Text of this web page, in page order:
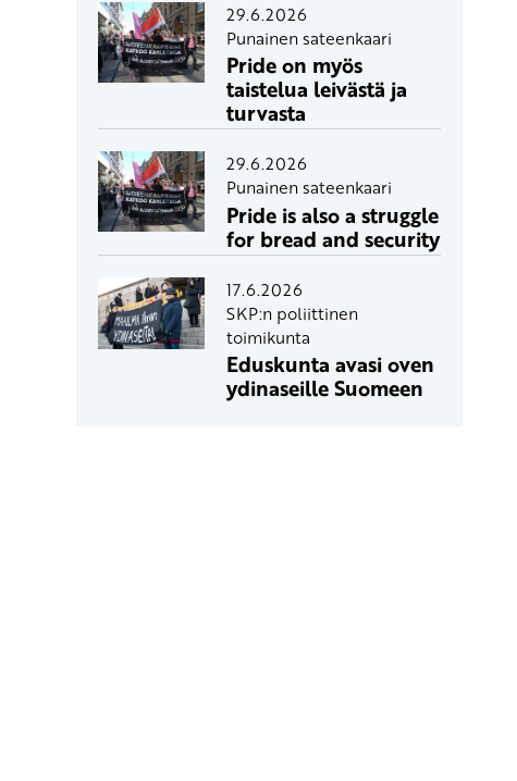
29.6.2026
Punainen sateenkaari
Pride on myös
taistelua leivästä ja
turvasta
29.6.2026
Punainen sateenkaari
Pride is also a struggle
for bread and security
17.6.2026
SKP:n poliittinen
toimikunta
Eduskunta avasi oven
ydinaseille Suomeen